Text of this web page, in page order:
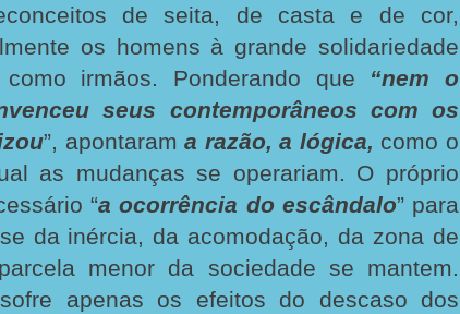
de seita, de casta e de cor,
os homens à grande solidariedade
irmãos. Ponderando que “nem o
seus contemporâneos com os
”, apontarama razão, a lógica, como o
as mudanças se operariam. O próprio
“a ocorrência do escândalo” para
da inércia, da acomodação, da zona de
menor da sociedade se mantem.
apenas os efeitos do descaso dos